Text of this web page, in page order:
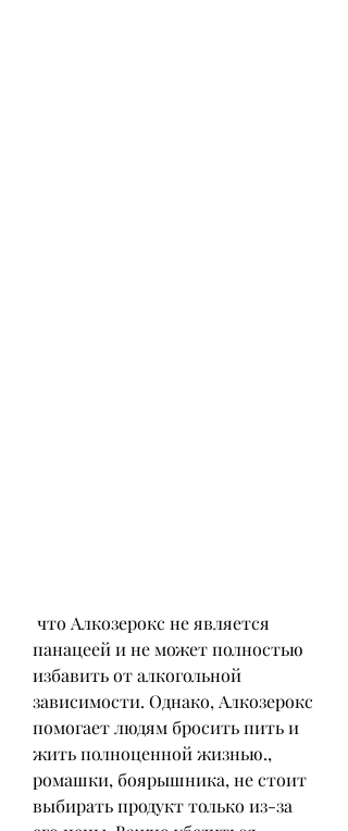
панацеей и не может полностью
избавить от алкогольной
зависимости. Однако, Алкозерокс
помогает людям бросить пить и
жить полноценной жизнью.,
ромашки, боярышника, не стоит
выбирать продукт только из-за